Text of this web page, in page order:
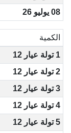
08 يوليو 26
الكمية
1 تولة عيار 12
2 تولة عيار 12
3 تولة عيار 12
4 تولة عيار 12
5 تولة عيار 12